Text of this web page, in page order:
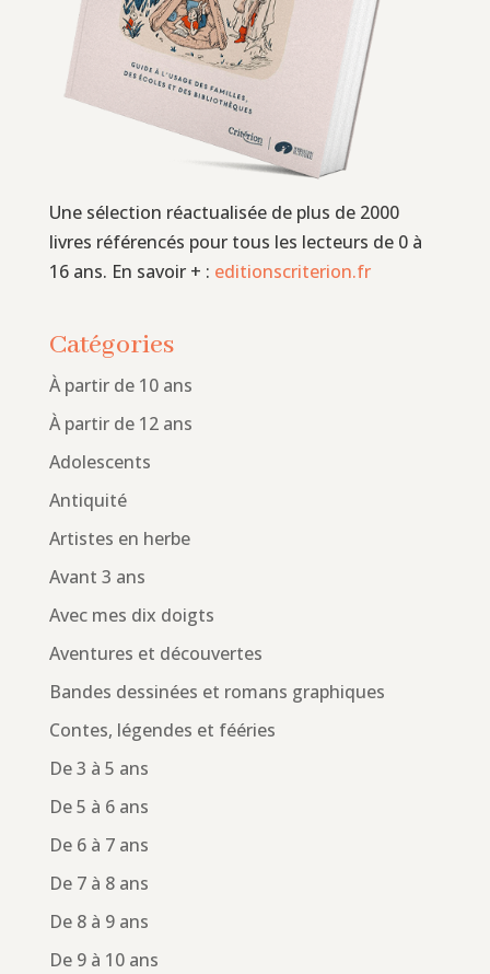
Une sélection réactualisée de plus de 2000
livres référencés pour tous les lecteurs de 0 à
16 ans. En savoir + : editionscriterion.fr
Catégories
À partir de 10 ans
À partir de 12 ans
Adolescents
Antiquité
Artistes en herbe
Avant 3 ans
Avec mes dix doigts
Aventures et découvertes
Bandes dessinées et romans graphiques
Contes, légendes et fééries
De 3 à 5 ans
De 5 à 6 ans
De 6 à 7 ans
De 7 à 8 ans
De 8 à 9 ans
De 9 à 10 ans